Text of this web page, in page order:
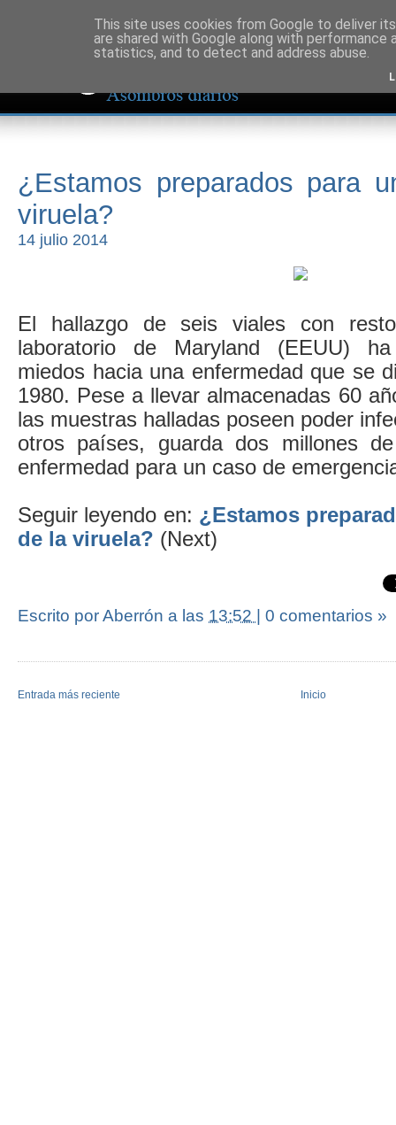
¿Estamos preparados para
viruela?
14 julio 2014
El hallazgo de seis viales con
laboratorio de Maryland (EEUU)
miedos hacia una enfermedad que se
1980. Pese a llevar almacenadas 60
las muestras halladas poseen poder
otros países, guarda dos millones
enfermedad para un caso de
Seguir leyendo en: ¿Estamos
de la viruela? (Next)
Escrito por Aberrón a las 13:52 | 0 comentarios »
Entrada más reciente Inicio
This site uses cookies from Google to deliver
are shared with Google along with
statistics, and to detect and address abuse.